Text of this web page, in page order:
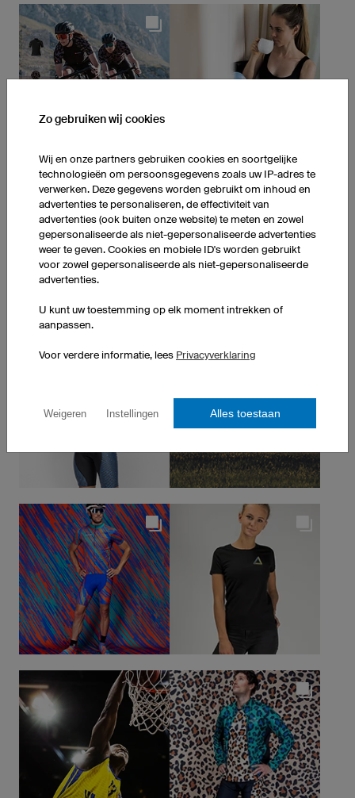
Zo gebruiken wij cookies
Wij en onze partners gebruiken cookies en soortgelijke
technologieën om persoonsgegevens zoals uw IP-adres te
verwerken. Deze gegevens worden gebruikt om inhoud en
advertenties te personaliseren, de effectiviteit van
advertenties (ook buiten onze website) te meten en zowel
gepersonaliseerde als niet-gepersonaliseerde advertenties
weer te geven. Cookies en mobiele ID's worden gebruikt
voor zowel gepersonaliseerde als niet-gepersonaliseerde
advertenties.
U kunt uw toestemming op elk moment intrekken of
aanpassen.
Voor verdere informatie, lees Privacyverklaring
Weigeren Instellingen Alles toestaan